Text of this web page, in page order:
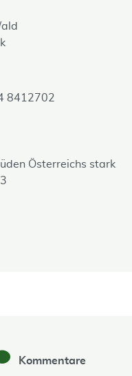
8412702
Österreichs stark
Kommentare